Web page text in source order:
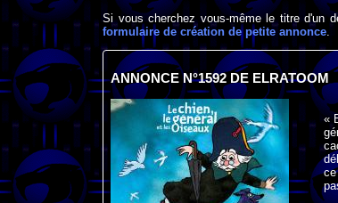
Si vous cherchez vous-même le titre d'un
formulaire de création de petite annonce.
ANNONCE N°1592 DE ELRATOOM
«